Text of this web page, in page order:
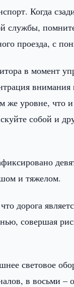
Когда
службы,
проезда, с
в момент
внимания
же уровне, что
собой и
и тяжелом.
дорога
совершая
световое
в восьми –